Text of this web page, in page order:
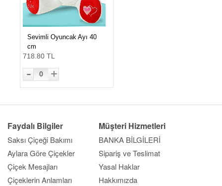
Sevimli Oyuncak Ayı 40
cm
718.80 TL
- 0 +
Faydalı Bilgiler
Saksı Çiçeği Bakımı
Aylara Göre Çiçekler
Çiçek Mesajları
Çiçeklerin Anlamları
Müşteri Hizmetleri
BANKA BİLGİLERİ
Sipariş ve Teslimat
Yasal Haklar
Hakkımızda